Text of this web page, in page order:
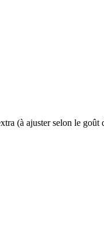
(à ajuster selon le